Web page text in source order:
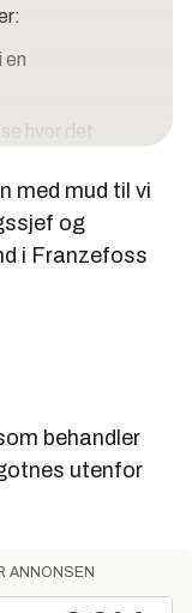
en
hvor det
biofase hvor
spises
fjernes før
oljeholdig
prosessvann
renseanlegg
med mud til vi
og
i Franzefoss
behandler
utenfor
ANNONSEN